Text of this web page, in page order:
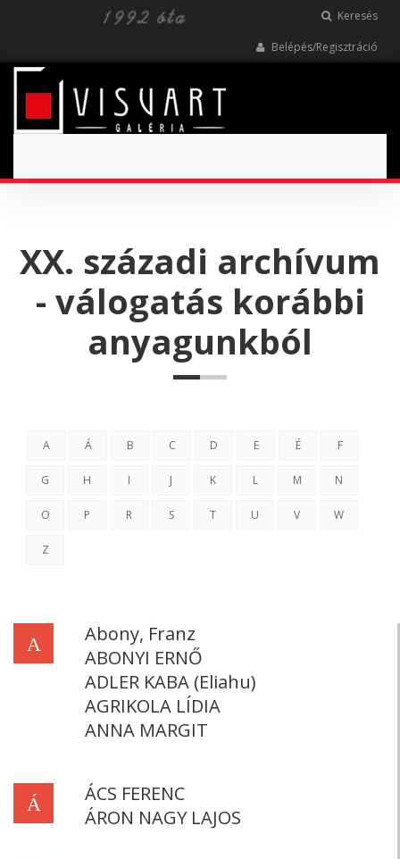
Keresés
Belépés/Regisztráció
XX. századi archívum
- válogatás korábbi
anyagunkból
A Á B C D E É F
G H I J K L M N
O P R S T U V W
Z
A
Abony, Franz
ABONYI ERNŐ
ADLER KABA (Eliahu)
AGRIKOLA LÍDIA
ANNA MARGIT
Á
ÁCS FERENC
ÁRON NAGY LAJOS